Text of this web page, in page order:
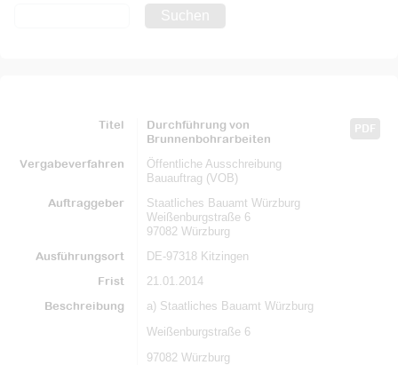
Suchen
Titel PDF
Durchführung von
Brunnenbohrarbeiten
Vergabeverfahren
Öffentliche Ausschreibung
Bauauftrag (VOB)
Auftraggeber
Staatliches Bauamt Würzburg
Weißenburgstraße 6
97082 Würzburg
Ausführungsort
DE-97318 Kitzingen
Frist
21.01.2014
Beschreibung
a) Staatliches Bauamt Würzburg
Weißenburgstraße 6
97082 Würzburg